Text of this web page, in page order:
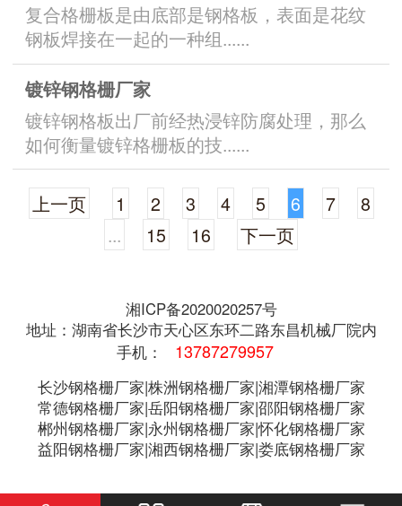
复合格栅板是由底部是钢格板，表面是花纹
钢板焊接在一起的一种组......
镀锌钢格栅厂家
镀锌钢格板出厂前经热浸锌防腐处理，那么
如何衡量镀锌格栅板的技......
上一页 1 2 3 4 5 6 7
8
...
15 16 下一页
湘ICP备2020020257号
地址：湖南省长沙市天心区东环二路东昌机械厂院内
手机：
13787279957
长沙钢格栅厂家|株洲钢格栅厂家|湘潭钢格栅厂家
常德钢格栅厂家|岳阳钢格栅厂家|邵阳钢格栅厂家
郴州钢格栅厂家|永州钢格栅厂家|怀化钢格栅厂家
益阳钢格栅厂家|湘西钢格栅厂家|娄底钢格栅厂家